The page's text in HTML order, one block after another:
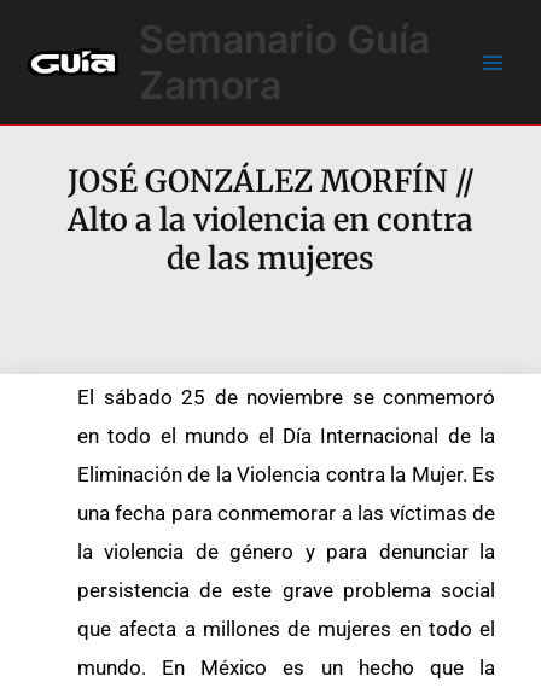
contenido
Semanario Guía
Zamora
JOSÉ GONZÁLEZ MORFÍN //
Alto a la violencia en contra
de las mujeres
El sábado 25 de noviembre se conmemoró
en todo el mundo el Día Internacional de la
Eliminación de la Violencia contra la Mujer. Es
una fecha para conmemorar a las víctimas de
la violencia de género y para denunciar la
persistencia de este grave problema social
que afecta a millones de mujeres en todo el
mundo. En México es un hecho que la